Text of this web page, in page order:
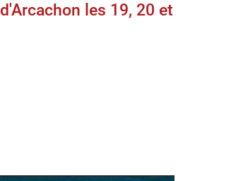
les 19, 20 et